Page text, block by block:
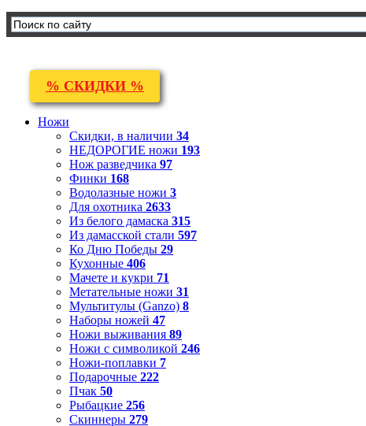
% СКИДКИ %
Ножи
Скидки, в наличии 34
НЕДОРОГИЕ ножи 193
Нож разведчика 97
Финки 168
Водолазные ножи 3
Для охотника 2633
Из белого дамаска 315
Из дамасской стали 597
Ко Дню Победы 29
Кухонные 406
Мачете и кукри 71
Метательные ножи 31
Мультитулы (Ganzo) 8
Наборы ножей 47
Ножи выживания 89
Ножи с символикой 246
Ножи-поплавки 7
Подарочные 222
Пчак 50
Рыбацкие 256
Скиннеры 279